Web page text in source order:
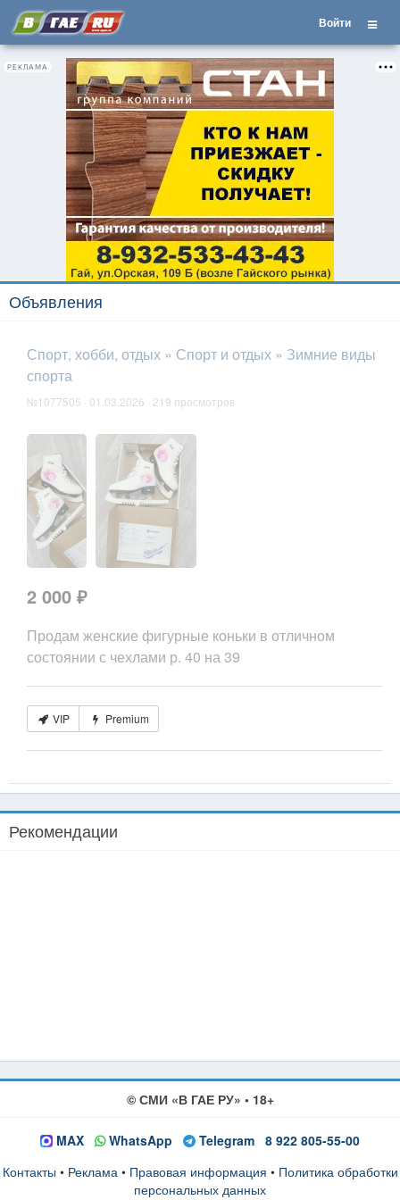
Войти
РЕКЛАМА
Объявления
Спорт, хобби, отдых » Спорт и отдых » Зимние виды
спорта
№1077505 · 01.03.2026 · 219 просмотров
2 000 ₽
Продам женские фигурные коньки в отличном
состоянии с чехлами р. 40 на 39
VIP Premium
Рекомендации
© СМИ «В ГАЕ РУ» • 18+
MAX WhatsApp Telegram 8 922 805-55-00
Контакты • Реклама• Правовая информация • Политика обработки
персональных данных